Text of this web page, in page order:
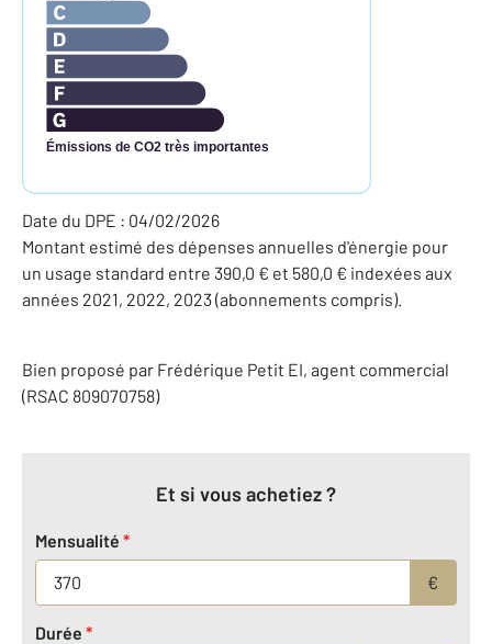
Émissions de CO2 très importantes
Date du DPE : 04/02/2026
Montant estimé des dépenses annuelles d'énergie pour
un usage standard entre 390,0 € et 580,0 € indexées aux
années 2021, 2022, 2023 (abonnements compris).
Bien proposé par Frédérique Petit EI, agent commercial
(RSAC 809070758)
Et si vous achetiez ?
Mensualité *
€
Durée *